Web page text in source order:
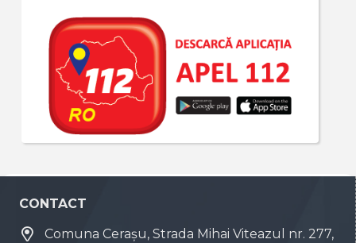
CONTACT
Comuna Cerașu, Strada Mihai Viteazul nr. 277,